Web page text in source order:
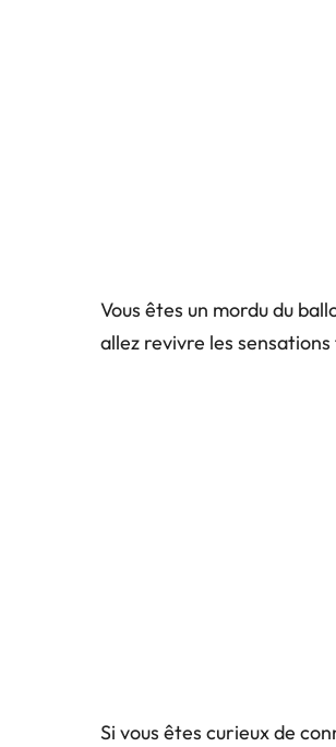
Vous êtes un mordu du
allez revivre les
Si vous êtes curieux de